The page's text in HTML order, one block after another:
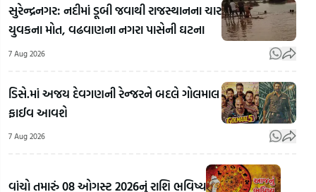
સુરેન્દ્રનગર: નદીમાં ડૂબી જવાથી રાજસ્થાનના ચાર
યુવકના મોત, વઢવાણના નગરા પાસેની ઘટના
7 Aug 2026
ડિસે.માં અજય દેવગણની રેન્જરને બદલે ગોલમાલ
ફાઈવ આવશે
7 Aug 2026
વાંચો તમારું 08 ઓગસ્ટ 2026નું રાશિ ભવિષ્ય